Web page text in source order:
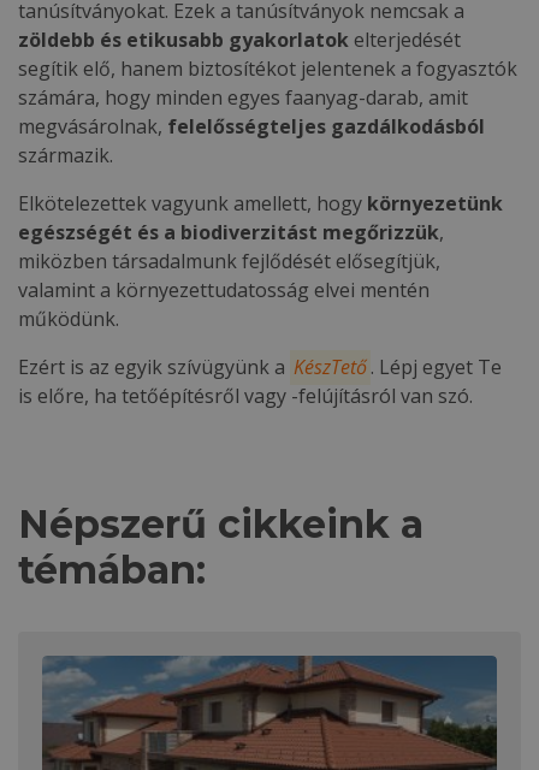
tanúsítványokat. Ezek a tanúsítványok nemcsak a
zöldebb és etikusabb gyakorlatok elterjedését
segítik elő, hanem biztosítékot jelentenek a fogyasztók
számára, hogy minden egyes faanyag-darab, amit
megvásárolnak, felelősségteljes gazdálkodásból
származik.
Elkötelezettek vagyunk amellett, hogy környezetünk
egészségét és a biodiverzitást megőrizzük,
miközben társadalmunk fejlődését elősegítjük,
valamint a környezettudatosság elvei mentén
működünk.
Ezért is az egyik szívügyünk a KészTető. Lépj egyet Te
is előre, ha tetőépítésről vagy -felújításról van szó.
Népszerű cikkeink a
témában: